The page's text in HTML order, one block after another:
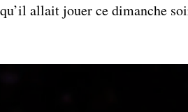
allait jouer ce dimanche